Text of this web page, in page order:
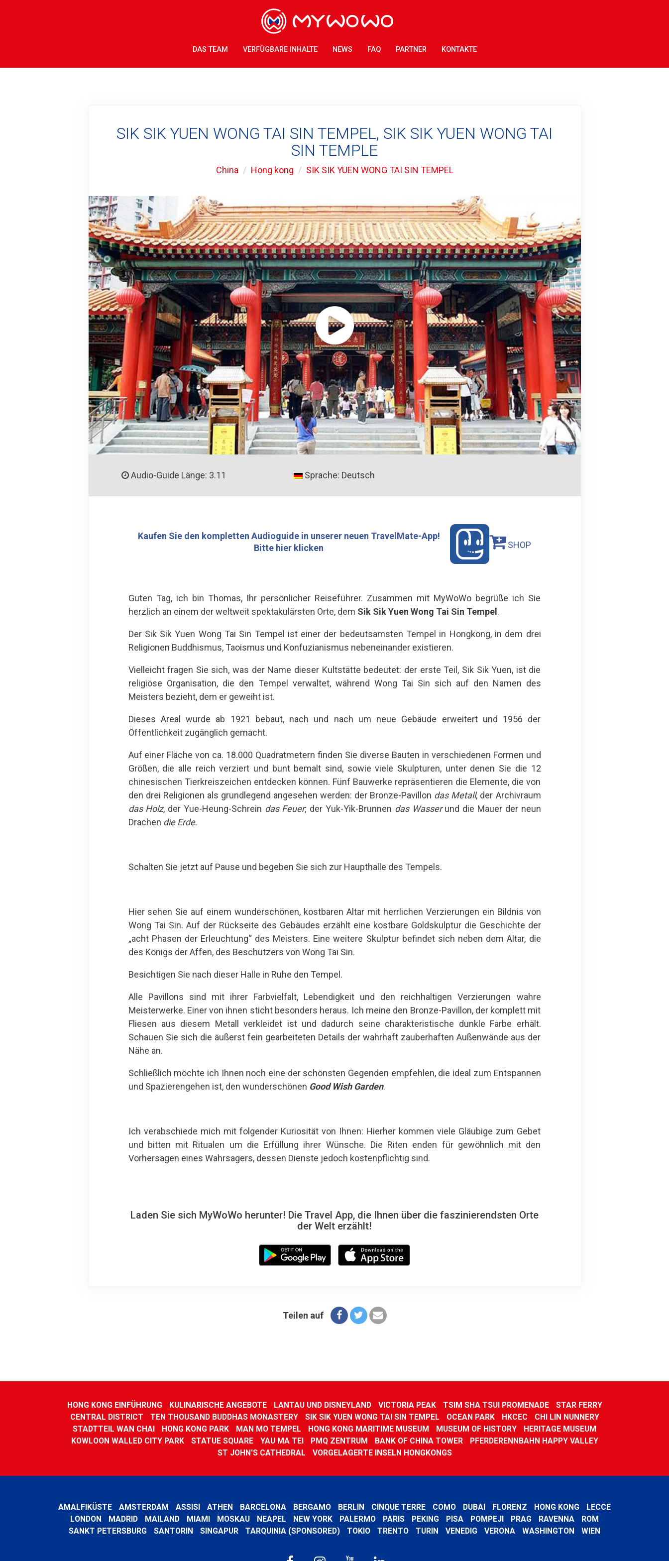
DAS TEAM VERFÜGBARE INHALTE NEWS FAQ PARTNER KONTAKTE
SIK SIK YUEN WONG TAI SIN TEMPEL, SIK SIK YUEN WONG TAI
SIN TEMPLE
China Hong kong SIK SIK YUEN WONG TAI SIN TEMPEL
Audio-Guide Länge: 3.11 Sprache: Deutsch
Kaufen Sie den kompletten Audioguide in unserer neuen TravelMate-App!
Bitte hier klicken
SHOP
Guten Tag, ich bin Thomas, Ihr persönlicher Reiseführer. Zusammen mit MyWoWo begrüße ich Sie
herzlich an einem der weltweit spektakulärsten Orte, dem Sik Sik Yuen Wong Tai Sin Tempel.
Der Sik Sik Yuen Wong Tai Sin Tempel ist einer der bedeutsamsten Tempel in Hongkong, in dem drei
Religionen Buddhismus, Taoismus und Konfuzianismus nebeneinander existieren.
Vielleicht fragen Sie sich, was der Name dieser Kultstätte bedeutet: der erste Teil, Sik Sik Yuen, ist die
religiöse Organisation, die den Tempel verwaltet, während Wong Tai Sin sich auf den Namen des
Meisters bezieht, dem er geweiht ist.
Dieses Areal wurde ab 1921 bebaut, nach und nach um neue Gebäude erweitert und 1956 der
Öffentlichkeit zugänglich gemacht.
Auf einer Fläche von ca. 18.000 Quadratmetern finden Sie diverse Bauten in verschiedenen Formen und
Größen, die alle reich verziert und bunt bemalt sind, sowie viele Skulpturen, unter denen Sie die 12
chinesischen Tierkreiszeichen entdecken können. Fünf Bauwerke repräsentieren die Elemente, die von
den drei Religionen als grundlegend angesehen werden: der Bronze-Pavillon das Metall, der Archivraum
das Holz, der Yue-Heung-Schrein das Feuer; der Yuk-Yik-Brunnen das Wasserund die Mauer der neun
Drachen die Erde.
Schalten Sie jetzt auf Pause und begeben Sie sich zur Haupthalle des Tempels.
Hier sehen Sie auf einem wunderschönen, kostbaren Altar mit herrlichen Verzierungen ein Bildnis von
Wong Tai Sin. Auf der Rückseite des Gebäudes erzählt eine kostbare Goldskulptur die Geschichte der
„acht Phasen der Erleuchtung“ des Meisters. Eine weitere Skulptur befindet sich neben dem Altar, die
des Königs der Affen, des Beschützers von Wong Tai Sin.
Besichtigen Sie nach dieser Halle in Ruhe den Tempel.
Alle Pavillons sind mit ihrer Farbvielfalt, Lebendigkeit und den reichhaltigen Verzierungen wahre
Meisterwerke. Einer von ihnen sticht besonders heraus. Ich meine den Bronze-Pavillon, der komplett mit
Fliesen aus diesem Metall verkleidet ist und dadurch seine charakteristische dunkle Farbe erhält.
Schauen Sie sich die äußerst fein gearbeiteten Details der wahrhaft zauberhaften Außenwände aus der
Nähe an.
Schließlich möchte ich Ihnen noch eine der schönsten Gegenden empfehlen, die ideal zum Entspannen
und Spazierengehen ist, den wunderschönen Good Wish Garden.
Ich verabschiede mich mit folgender Kuriosität von Ihnen: Hierher kommen viele Gläubige zum Gebet
und bitten mit Ritualen um die Erfüllung ihrer Wünsche. Die Riten enden für gewöhnlich mit den
Vorhersagen eines Wahrsagers, dessen Dienste jedoch kostenpflichtig sind.
Laden Sie sich MyWoWo herunter! Die Travel App, die Ihnen über die faszinierendsten Orte
der Welt erzählt!
Teilen auf
HONG KONG EINFÜHRUNG KULINARISCHE ANGEBOTE LANTAU UND DISNEYLAND VICTORIA PEAK TSIM SHA TSUI PROMENADE
STAR FERRY
CENTRAL DISTRICT
TEN THOUSAND BUDDHAS MONASTERY SIK SIK YUEN WONG TAI SIN TEMPEL OCEAN PARK HKCEC
CHI LIN NUNNERY
STADTTEIL WAN CHAI
HONG KONG PARK MAN MO TEMPEL HONG KONG MARITIME MUSEUM MUSEUM OF HISTORY
HERITAGE MUSEUM
KOWLOON WALLED CITY PARK
STATUE SQUARE YAU MA TEI PMQ ZENTRUM BANK OF CHINA TOWER
PFERDERENNBAHN HAPPY VALLEY
ST JOHN'S CATHEDRAL
VORGELAGERTE INSELN HONGKONGS
AMALFIKÜSTE AMSTERDAM ASSISI ATHEN BARCELONA BERGAMO BERLIN CINQUE TERRE COMO DUBAI FLORENZ HONG KONG
LECCE
LONDON
MADRID MAILAND MIAMI MOSKAU NEAPEL NEW YORK PALERMO PARIS PEKING PISA POMPEJI PRAG RAVENNA
ROM
SANKT PETERSBURG
SANTORIN SINGAPUR TARQUINIA (SPONSORED) TOKIO TRENTO TURIN VENEDIG VERONA WASHINGTON WIEN